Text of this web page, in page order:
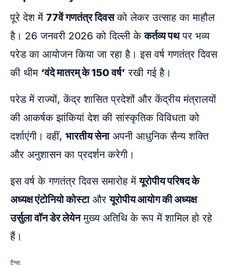
पूरे देश में 77वें गणतंत्र दिवसको लेकर उत्साह का माहौल
है। 26 जनवरी 2026 को दिल्ली केकर्तव्य पथपर भव्य
परेड का आयोजन किया जा रहा है। इस वर्ष गणतंत्र दिवस
की थीम ‘वंदे मातरम् के 150 वर्ष’ रखी गई है।
परेड में राज्यों, केंद्र शासित प्रदेशों और केंद्रीय मंत्रालयों
की आकर्षक झांकियां देश की सांस्कृतिक विविधता को
दर्शाएंगी। वहीं, भारतीय सेनाअपनी आधुनिक सैन्य शक्ति
और अनुशासन का प्रदर्शन करेगी।
इस वर्ष के गणतंत्र दिवस समारोह मेंयूरोपीय परिषद के
अध्यक्ष एंटोनियो कोस्टाऔरयूरोपीय आयोग की अध्यक्ष
उर्सुला वॉन डेर लेयेनमुख्य अतिथि के रूप में शामिल हो रहे
हैं।
टैग्स: